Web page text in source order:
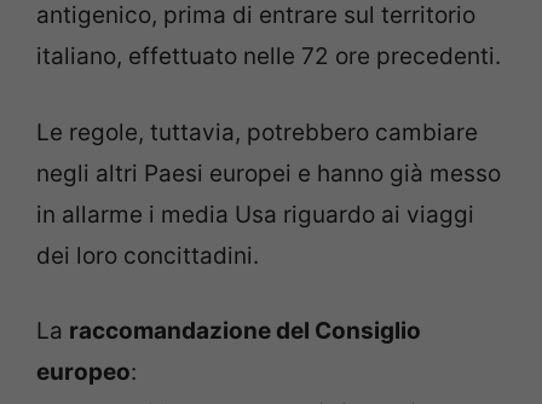
antigenico, prima di entrare sul territorio
italiano, effettuato nelle 72 ore precedenti.
Le regole, tuttavia, potrebbero cambiare
negli altri Paesi europei e hanno già messo
in allarme i media Usa riguardo ai viaggi
dei loro concittadini.
La raccomandazione del Consiglio
europeo: